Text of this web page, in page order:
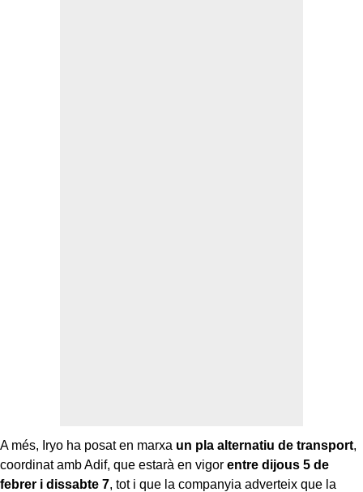
A més, Iryo ha posat en marxa un pla alternatiu de transport,
coordinat amb Adif, que estarà en vigor entre dijous 5 de
febrer i dissabte 7, tot i que la companyia adverteix que la